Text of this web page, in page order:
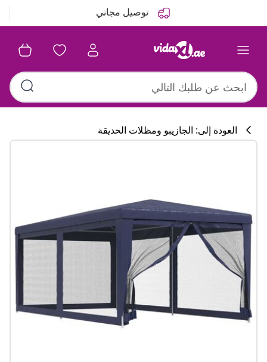
توصيل مجاني
#sharemevidaxl
العودة إلى: الجازيبو ومظلات الحديقة